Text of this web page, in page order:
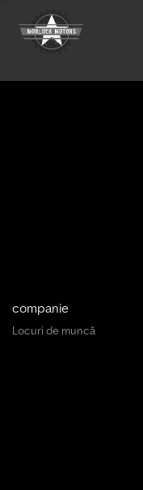
companie
Locuri de muncă